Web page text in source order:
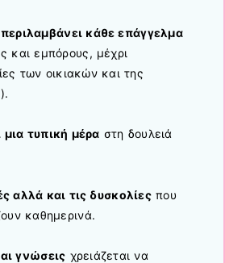
κάθε επάγγελμα
και εμπόρους, μέχρι
των οικιακών και της
τυπική μέρα στη δουλειά
αλλά και τις δυσκολίες που
καθημερινά.
γνώσεις χρειάζεται να